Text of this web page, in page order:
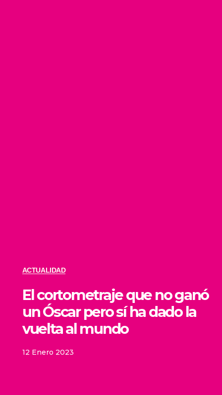
ACTUALIDAD
El cortometraje que no ganó
un Óscar pero sí ha dado la
vuelta al mundo
12 Enero 2023